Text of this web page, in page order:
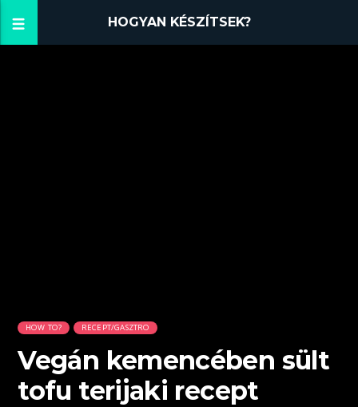
HOGYAN KÉSZÍTSEK?
HOW TO? RECEPT/GASZTRO
Vegán kemencében sült
tofu terijaki recept